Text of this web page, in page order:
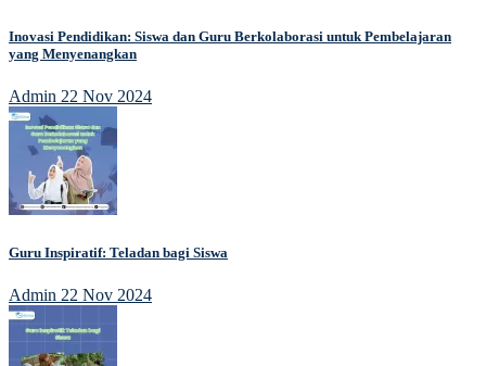
Inovasi Pendidikan: Siswa dan Guru Berkolaborasi untuk Pembelajaran
yang Menyenangkan
Admin 22 Nov 2024
Guru Inspiratif: Teladan bagi Siswa
Admin 22 Nov 2024